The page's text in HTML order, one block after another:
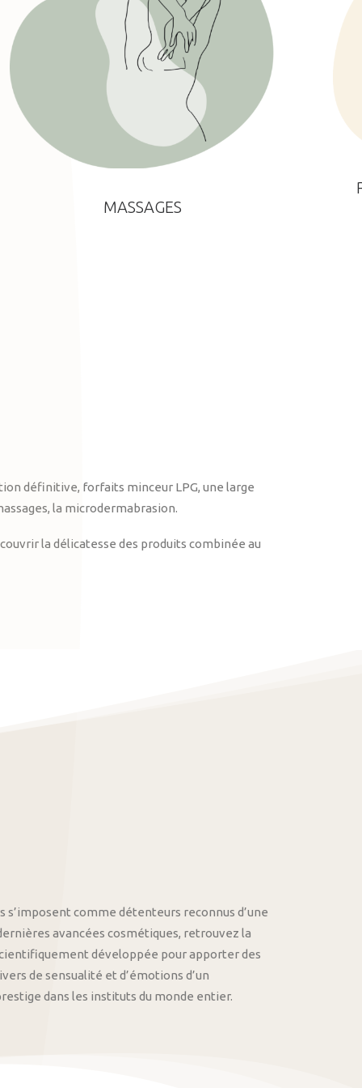
MASSAGES
définitive, forfaits minceur LPG, une large
la microdermabrasion.
la délicatesse des produits combinée au
s’imposent comme détenteurs reconnus d’une
avancées cosmétiques, retrouvez la
développée pour apporter des
de sensualité et d’émotions d’un
dans les instituts du monde entier.